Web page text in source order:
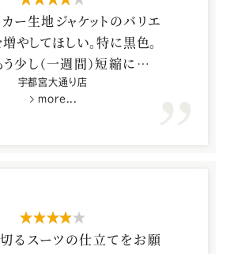
カー生地ジャケットのバリエ
やしてほしい。特に黒色。
少し（一週間）短縮になる
宇都宮大通り店
more...
るスーツの仕立てをお願